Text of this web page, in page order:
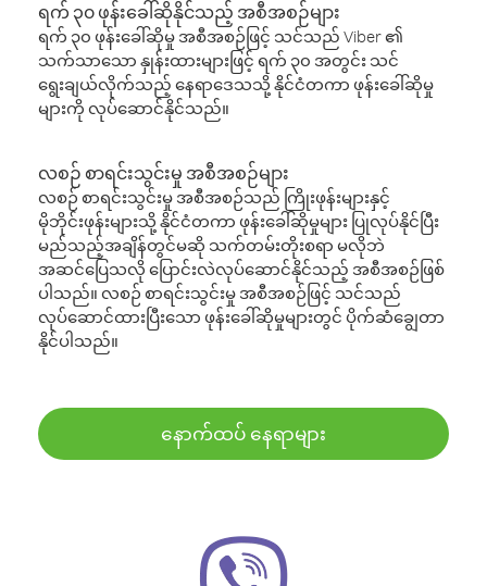
ရက် ၃၀ ဖုန်းခေါ်ဆိုနိုင်သည့် အစီအစဉ်များ
ရက် ၃၀ ဖုန်းခေါ်ဆိုမှု အစီအစဉ်ဖြင့် သင်သည် Viber ၏
သက်သာသော နှုန်းထားများဖြင့် ရက် ၃၀ အတွင်း သင်
ရွေးချယ်လိုက်သည့် နေရာဒေသသို့ နိုင်ငံတကာ ဖုန်းခေါ်ဆိုမှု
များကို လုပ်ဆောင်နိုင်သည်။
လစဉ် စာရင်းသွင်းမှု အစီအစဉ်များ
လစဉ် စာရင်းသွင်းမှု အစီအစဉ်သည် ကြိုးဖုန်းများနှင့်
မိုဘိုင်းဖုန်းများသို့ နိုင်ငံတကာ ဖုန်းခေါ်ဆိုမှုများ ပြုလုပ်နိုင်ပြီး
မည်သည့်အချိန်တွင်မဆို သက်တမ်းတိုးစရာ မလိုဘဲ
အဆင်ပြေသလို ပြောင်းလဲလုပ်ဆောင်နိုင်သည့် အစီအစဉ်ဖြစ်
ပါသည်။ လစဉ် စာရင်းသွင်းမှု အစီအစဉ်ဖြင့် သင်သည်
လုပ်ဆောင်ထားပြီးသော ဖုန်းခေါ်ဆိုမှုများတွင် ပိုက်ဆံချွေတာ
နိုင်ပါသည်။
နောက်ထပ် နေရာများ